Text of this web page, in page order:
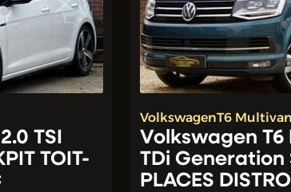
TSI
TOIT-
VolkswagenT6 Multivan
Volkswagen T6
TDi Generation
PLACES